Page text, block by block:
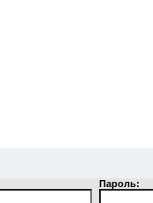
Пароль: